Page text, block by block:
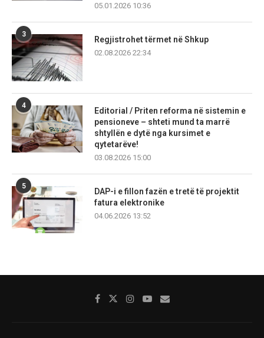
05.01.2026 10:36
3
Regjistrohet tërmet në Shkup
02.08.2026 22:34
4
Editorial / Priten reforma në sistemin e
pensioneve – shteti mund ta marrë
shtyllën e dytë nga kursimet e
qytetarëve!
03.08.2026 15:00
5
DAP-i e fillon fazën e tretë të projektit
fatura elektronike
04.06.2026 13:52